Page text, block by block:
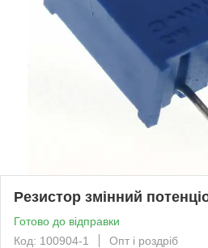
Резистор змінний
Готово до відправки
Код: 100904-1
Опт і роздріб